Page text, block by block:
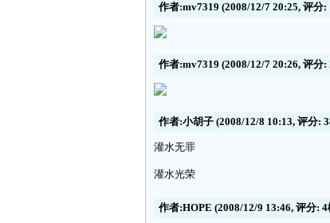
作者:mv7319 (2008/12/7 20:25, 评分:
作者:mv7319 (2008/12/7 20:26, 评分:
作者:小胡子 (2008/12/8 10:13, 评分:
灌水无罪
灌水光荣
作者:HOPE (2008/12/9 13:46, 评分: 4